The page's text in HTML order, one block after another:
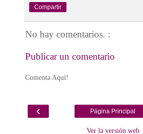
Compartir
No hay comentarios. :
Publicar un comentario
Comenta Aquí!
‹ Página Principal
Ver la versión web